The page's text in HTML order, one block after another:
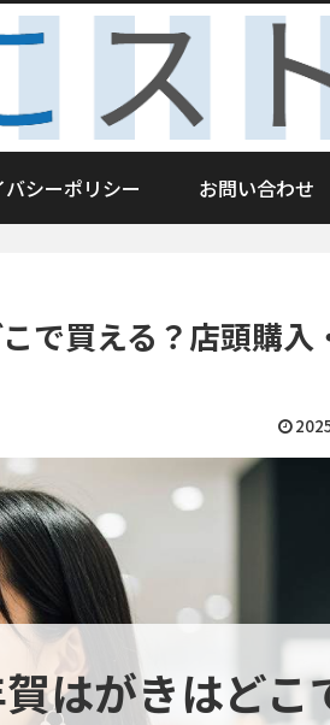
バシーポリシー お問い合わせ
で買える？店頭購入
はがきはどこ